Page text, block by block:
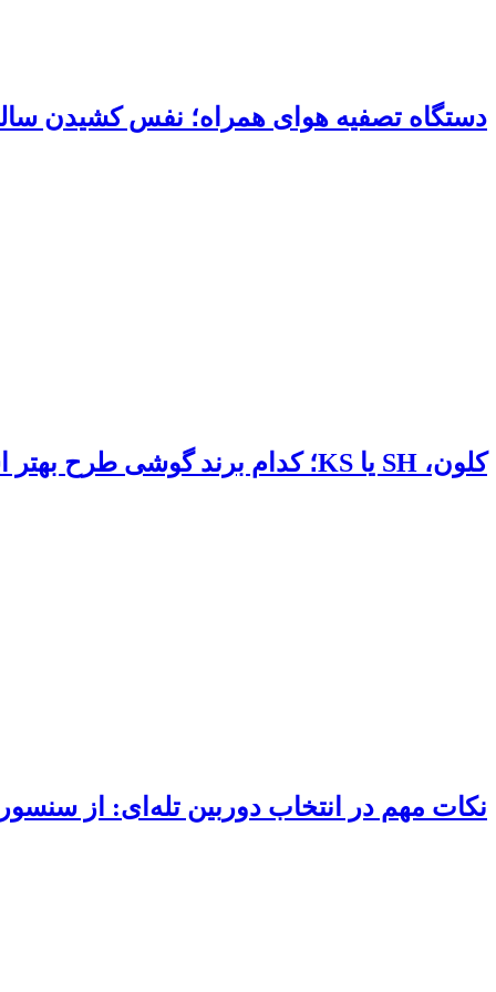
دستگاه تصفیه هوای همراه؛ نفس کشیدن
کلون، SH یا KS؛ کدام برند گوشی طرح بهتر است؟
نکات مهم در انتخاب دوربین تله‌ای: از